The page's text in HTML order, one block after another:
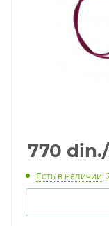
770 din.
Есть в наличии: